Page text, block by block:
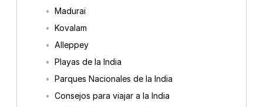
Madurai
Kovalam
Alleppey
Playas de la India
Parques Nacionales de la India
Consejos para viajar a la India